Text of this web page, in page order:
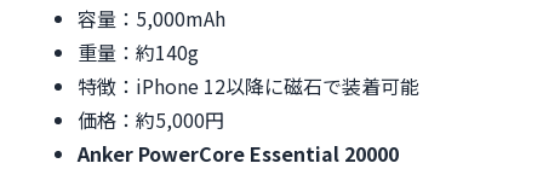
容量：5,000mAh
重量：約140g
特徴：iPhone 12以降に磁石で装着可能
価格：約5,000円
Anker PowerCore Essential 20000